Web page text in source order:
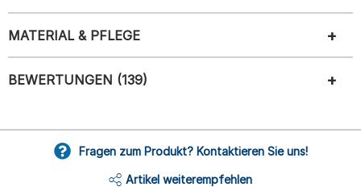
MATERIAL & PFLEGE
BEWERTUNGEN (139)
Fragen zum Produkt? Kontaktieren Sie uns!
Artikel weiterempfehlen